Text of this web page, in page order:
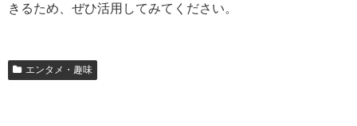
きるため、ぜひ活用してみてください。
エンタメ・趣味